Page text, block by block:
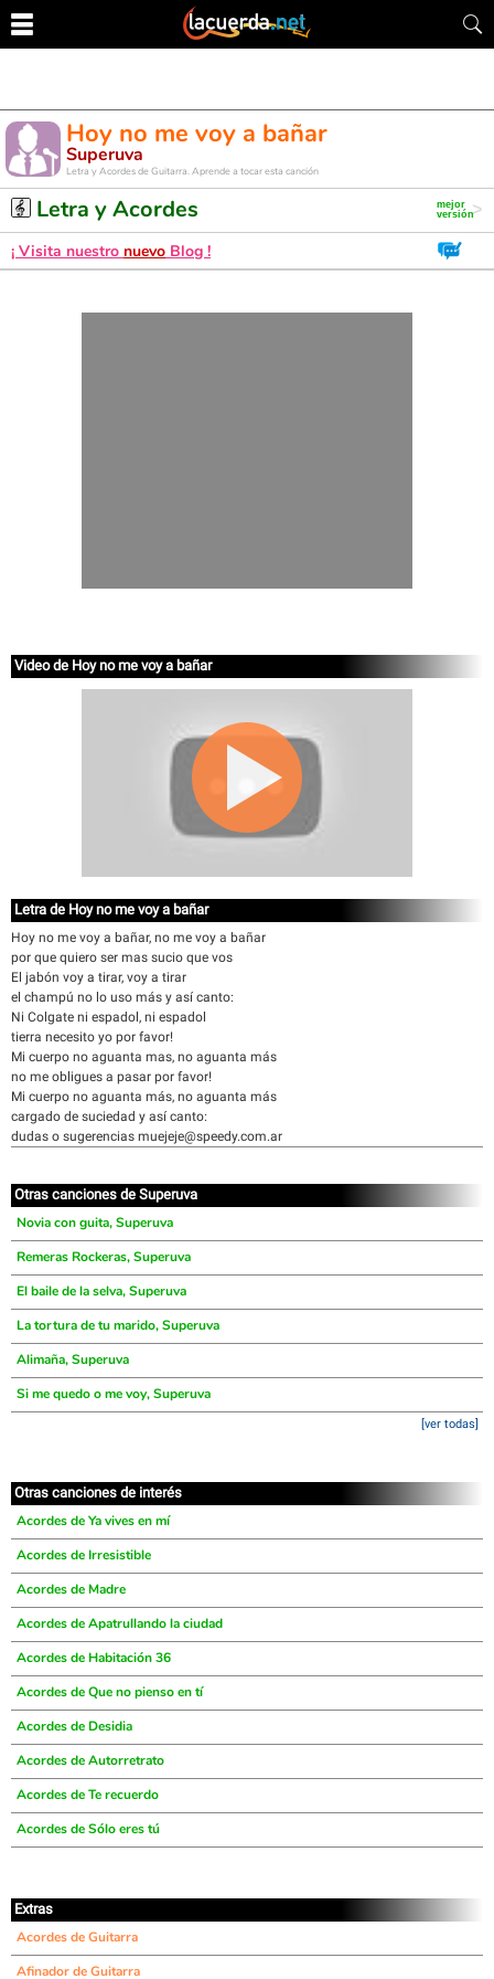
Hoy no me voy a bañar
Superuva
Letra y Acordes de Guitarra. Aprende a tocar esta canción
Letra y Acordes
¡ Visita nuestro nuevo Blog !
Video de Hoy no me voy a bañar
Letra de Hoy no me voy a bañar
Hoy no me voy a bañar, no me voy a bañar
por que quiero ser mas sucio que vos
El jabón voy a tirar, voy a tirar
el champú no lo uso más y así canto:
Ni Colgate ni espadol, ni espadol
tierra necesito yo ­por favor!
Mi cuerpo no aguanta mas, no aguanta más
no me obligues a pasar ­por favor!
Mi cuerpo no aguanta más, no aguanta más
cargado de suciedad y así canto:
dudas o sugerencias muejeje@speedy.com.ar
Otras canciones de Superuva
Novia con guita, Superuva
Remeras Rockeras, Superuva
El baile de la selva, Superuva
La tortura de tu marido, Superuva
Alimaña, Superuva
Si me quedo o me voy, Superuva
[ver todas]
Otras canciones de interés
Acordes de Ya vives en mí
Acordes de Irresistible
Acordes de Madre
Acordes de Apatrullando la ciudad
Acordes de Habitación 36
Acordes de Que no pienso en tí
Acordes de Desidia
Acordes de Autorretrato
Acordes de Te recuerdo
Acordes de Sólo eres tú
Extras
Acordes de Guitarra
Afinador de Guitarra